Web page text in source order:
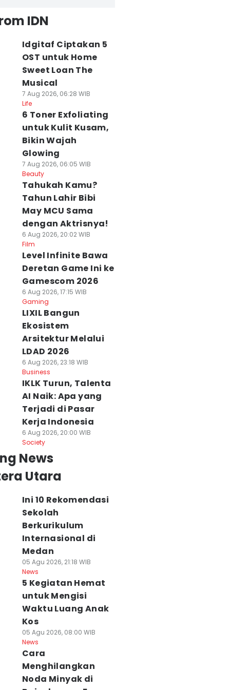
IDN
Idgitaf Ciptakan 5
OST untuk Home
Sweet Loan The
Musical
7 Aug 2026, 06:28 WIB
Life
6 Toner Exfoliating
untuk Kulit Kusam,
Bikin Wajah
Glowing
7 Aug 2026, 06:05 WIB
Beauty
Tahukah Kamu?
Tahun Lahir Bibi
May MCU Sama
dengan Aktrisnya!
6 Aug 2026, 20:02 WIB
Film
Level Infinite Bawa
Deretan Game Ini ke
Gamescom 2026
6 Aug 2026, 17:15 WIB
Gaming
LIXIL Bangun
Ekosistem
Arsitektur Melalui
LDAD 2026
6 Aug 2026, 23:18 WIB
Business
IKLK Turun, Talenta
AI Naik: Apa yang
Terjadi di Pasar
Kerja Indonesia
6 Aug 2026, 20:00 WIB
Society
News
Utara
Ini 10 Rekomendasi
Sekolah
Berkurikulum
Internasional di
Medan
05 Agu 2026, 21:18 WIB
News
5 Kegiatan Hemat
untuk Mengisi
Waktu Luang Anak
Kos
05 Agu 2026, 08:00 WIB
News
Cara
Menghilangkan
Noda Minyak di